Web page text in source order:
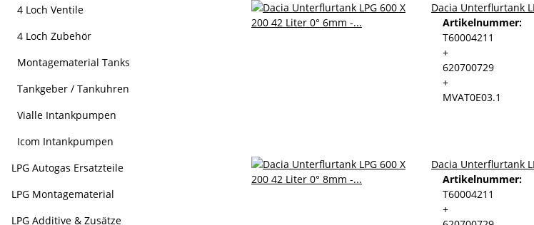
Dacia Unterflurtank
Artikelnummer:
T60004211
+
620700729
+
MVAT0E03.1
Dacia Unterflurtank
Artikelnummer:
T60004211
+
4 Loch Ventile
4 Loch Zubehör
Montagematerial Tanks
Tankgeber / Tankuhren
Vialle Intankpumpen
Icom Intankpumpen
LPG Autogas Ersatzteile
LPG Montagematerial
LPG Additive & Zusätze